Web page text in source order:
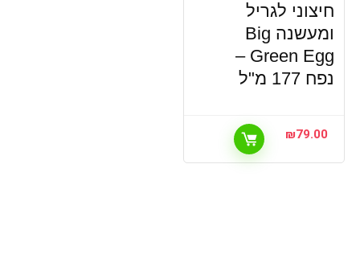
חיצוני לגריל
ומעשנה Big
Green Egg –
נפח 177 מ"ל
₪79.00